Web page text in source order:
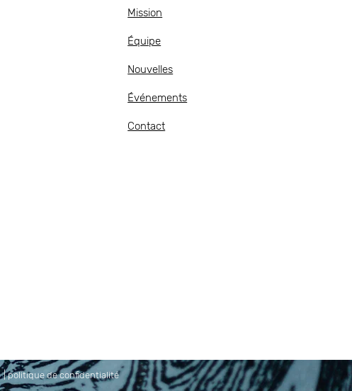
Mission
Équipe
Nouvelles
Événements
Contact
|politique de confidentialité